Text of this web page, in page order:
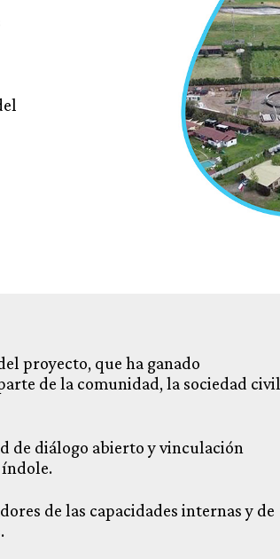
proyecto, que ha ganado
de la comunidad, la sociedad civil
de diálogo abierto y vinculación
índole.
de las capacidades internas y de